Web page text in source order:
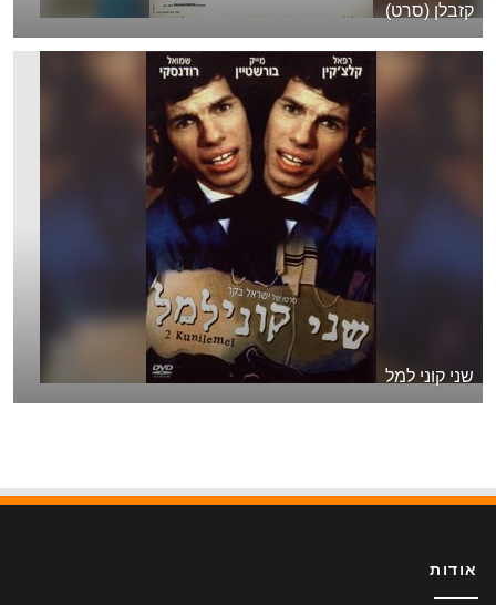
קזבלן (סרט)
שני קוני למל
אודות